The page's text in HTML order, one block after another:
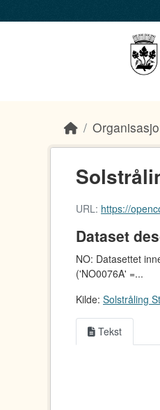
URL: https://
Dataset
NO: Datasettet
('NO0076A' =...
Kilde: Solstråling
Tekst